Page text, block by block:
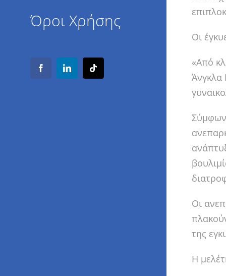
Όροι Χρήσης
FacebookLinkedInTiktok
Οι
«Από
Άνγκλα
Οι
της
Η